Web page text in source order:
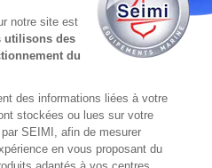
Amiral Troude,
FRANCE
notre site est
utilisons des
du
des informations liées à votre
stockées ou lues sur votre
SEIMI, afin de mesurer
en vous proposant du